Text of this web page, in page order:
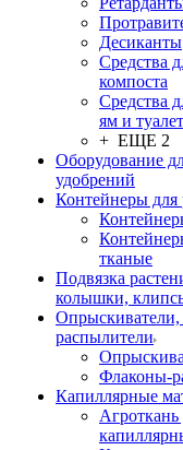
Десиканты
Средства
компоста
Средства
ям и
+ ЕЩЕ 2
Оборудование
удобрений
Контейнеры для
тканые
Подвязка
колышки,
распылители
Флаконы-
Капиллярные
Агроткань